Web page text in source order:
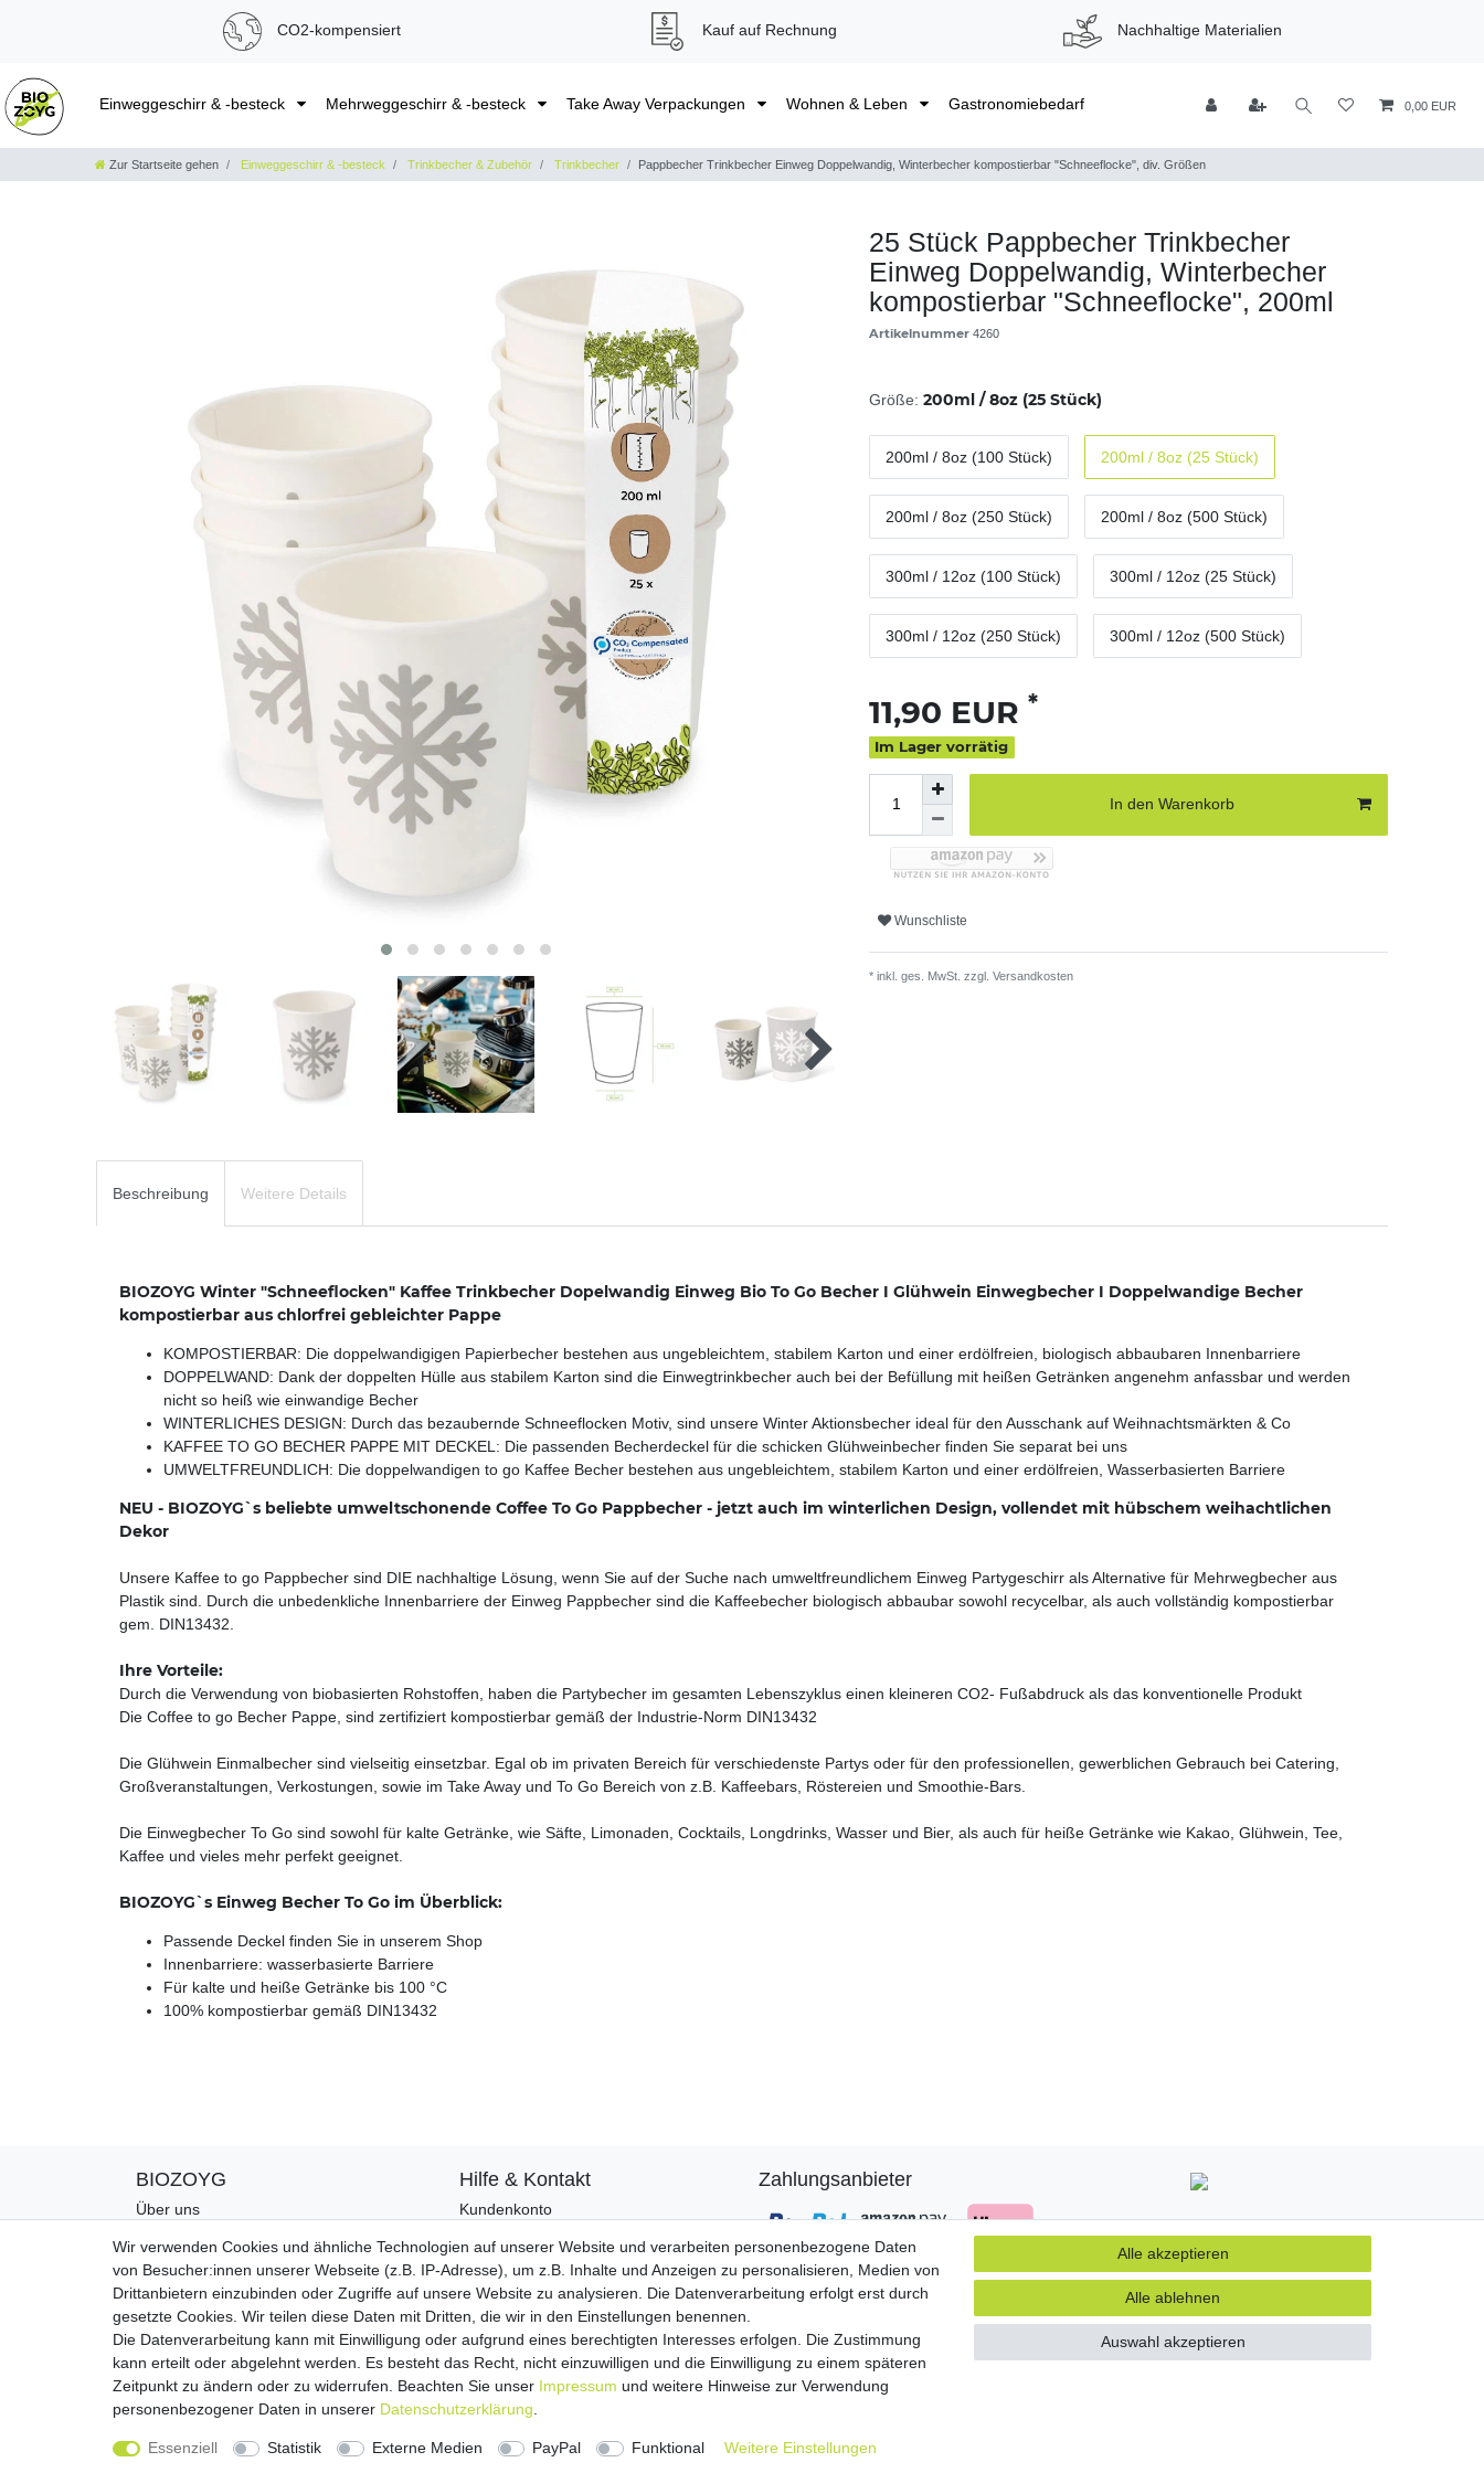
CO2-kompensiert Kauf auf Rechnung Nachhaltige Materialien
Einweggeschirr & -besteck Mehrweggeschirr & -besteck Take Away Verpackungen Wohnen & Leben Gastronomiebedarf 0,00 EUR
Zur Startseite gehen Einweggeschirr & -besteck Trinkbecher & Zubehör Trinkbecher Pappbecher Trinkbecher Einweg Doppelwandig, Winterbecher kompostierbar "Schneeflocke", div. Größen
25 Stück Pappbecher Trinkbecher
Einweg Doppelwandig, Winterbecher
kompostierbar "Schneeflocke", 200ml
Artikelnummer 4260
Größe: 200ml / 8oz (25 Stück)
200ml / 8oz (100 Stück) 200ml / 8oz (25 Stück)
200ml / 8oz (250 Stück) 200ml / 8oz (500 Stück)
300ml / 12oz (100 Stück) 300ml / 12oz (25 Stück)
300ml / 12oz (250 Stück) 300ml / 12oz (500 Stück)
11,90 EUR *
Im Lager vorrätig
In den Warenkorb
Wunschliste
* inkl. ges. MwSt. zzgl. Versandkosten
Beschreibung Weitere Details
BIOZOYG Winter "Schneeflocken" Kaffee Trinkbecher Dopelwandig Einweg Bio To Go Becher I Glühwein Einwegbecher I Doppelwandige Becher
kompostierbar aus chlorfrei gebleichter Pappe
KOMPOSTIERBAR: Die doppelwandigigen Papierbecher bestehen aus ungebleichtem, stabilem Karton und einer erdölfreien, biologisch abbaubaren Innenbarriere
DOPPELWAND: Dank der doppelten Hülle aus stabilem Karton sind die Einwegtrinkbecher auch bei der Befüllung mit heißen Getränken angenehm anfassbar und werden
nicht so heiß wie einwandige Becher
WINTERLICHES DESIGN: Durch das bezaubernde Schneeflocken Motiv, sind unsere Winter Aktionsbecher ideal für den Ausschank auf Weihnachtsmärkten & Co
KAFFEE TO GO BECHER PAPPE MIT DECKEL: Die passenden Becherdeckel für die schicken Glühweinbecher finden Sie separat bei uns
UMWELTFREUNDLICH: Die doppelwandigen to go Kaffee Becher bestehen aus ungebleichtem, stabilem Karton und einer erdölfreien, Wasserbasierten Barriere
NEU - BIOZOYG`s beliebte umweltschonende Coffee To Go Pappbecher - jetzt auch im winterlichen Design, vollendet mit hübschem weihachtlichen
Dekor
Unsere Kaffee to go Pappbecher sind DIE nachhaltige Lösung, wenn Sie auf der Suche nach umweltfreundlichem Einweg Partygeschirr als Alternative für Mehrwegbecher aus
Plastik sind. Durch die unbedenkliche Innenbarriere der Einweg Pappbecher sind die Kaffeebecher biologisch abbaubar sowohl recycelbar, als auch vollständig kompostierbar
gem. DIN13432.
Ihre Vorteile:
Durch die Verwendung von biobasierten Rohstoffen, haben die Partybecher im gesamten Lebenszyklus einen kleineren CO2- Fußabdruck als das konventionelle Produkt
Die Coffee to go Becher Pappe, sind zertifiziert kompostierbar gemäß der Industrie-Norm DIN13432
Die Glühwein Einmalbecher sind vielseitig einsetzbar. Egal ob im privaten Bereich für verschiedenste Partys oder für den professionellen, gewerblichen Gebrauch bei Catering,
Großveranstaltungen, Verkostungen, sowie im Take Away und To Go Bereich von z.B. Kaffeebars, Röstereien und Smoothie-Bars.
Die Einwegbecher To Go sind sowohl für kalte Getränke, wie Säfte, Limonaden, Cocktails, Longdrinks, Wasser und Bier, als auch für heiße Getränke wie Kakao, Glühwein, Tee,
Kaffee und vieles mehr perfekt geeignet.
BIOZOYG`s Einweg Becher To Go im Überblick:
Passende Deckel finden Sie in unserem Shop
Innenbarriere: wasserbasierte Barriere
Für kalte und heiße Getränke bis 100 °C
100% kompostierbar gemäß DIN13432
BIOZOYG
Über uns
Unsere Materialien
Palmblatt Produktion
Hilfe & Kontakt
Kundenkonto
Versand & Lieferung
Rücksendungen
Kontakt zu uns
Zahlungsanbieter
Versandpartner
Impressum Daten­schutz­erklärung
Wir verwenden Cookies und ähnliche Technologien auf unserer Website und verarbeiten personenbezogene Daten
von Besucher:innen unserer Webseite (z.B. IP-Adresse), um z.B. Inhalte und Anzeigen zu personalisieren, Medien von
Drittanbietern einzubinden oder Zugriffe auf unsere Website zu analysieren. Die Datenverarbeitung erfolgt erst durch
gesetzte Cookies. Wir teilen diese Daten mit Dritten, die wir in den Einstellungen benennen.
Die Datenverarbeitung kann mit Einwilligung oder aufgrund eines berechtigten Interesses erfolgen. Die Zustimmung
kann erteilt oder abgelehnt werden. Es besteht das Recht, nicht einzuwilligen und die Einwilligung zu einem späteren
Zeitpunkt zu ändern oder zu widerrufen. Beachten Sie unser Impressum und weitere Hinweise zur Verwendung
personenbezogener Daten in unserer Daten­schutz­erklärung
Essenziell Statistik Externe Medien PayPal Funktional Weitere Einstellungen
Alle akzeptieren
Alle ablehnen
Auswahl akzeptieren